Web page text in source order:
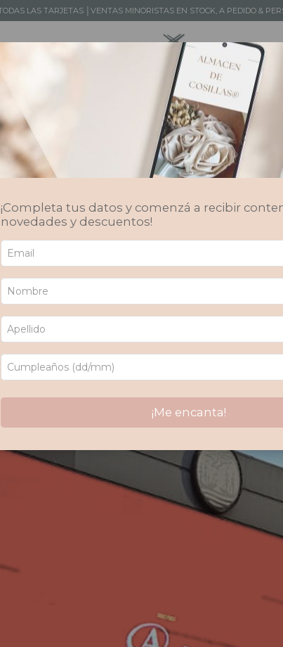
LAS TARJETAS │VENTAS MINORISTAS EN STOCK, A PEDIDO &
DISEÑOS DE AUTOR KIDS SERVICIOS
3 de Noviembre de 2025
la celebración de los
¡Completa tus datos y comenzá a recibir
novedades y descuentos!
¡Me encanta!